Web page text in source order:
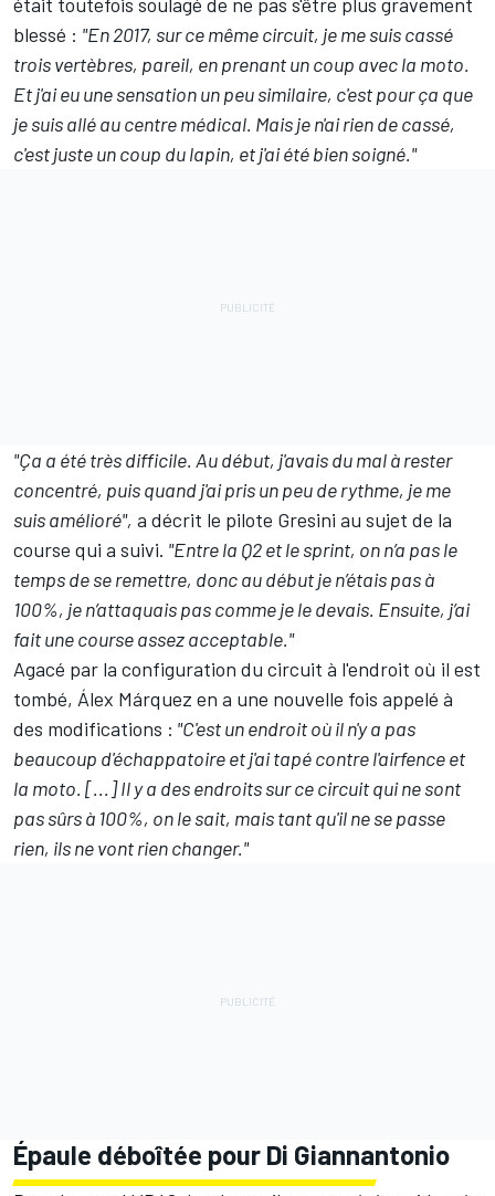
blessé : "En 2017, sur ce même circuit, je me suis cassé
trois vertèbres, pareil, en prenant un coup avec la moto.
Et j'ai eu une sensation un peu similaire, c'est pour ça que
je suis allé au centre médical. Mais je n'ai rien de cassé,
c'est juste un coup du lapin, et j'ai été bien soigné."
"Ça a été très difficile. Au début, j'avais du mal à rester
concentré, puis quand j'ai pris un peu de rythme, je me
suis amélioré", a décrit le pilote Gresini au sujet de la
course qui a suivi. "Entre la Q2 et le sprint, on n’a pas le
temps de se remettre, donc au début je n’étais pas à
100%, je n’attaquais pas comme je le devais. Ensuite, j’ai
fait une course assez acceptable."
Agacé par la configuration du circuit à l'endroit où il est
tombé, Álex Márquez en a une nouvelle fois appelé à
des modifications : "C'est un endroit où il n'y a pas
beaucoup d'échappatoire et j'ai tapé contre l'airfence et
la moto. [...] Il y a des endroits sur ce circuit qui ne sont
pas sûrs à 100%, on le sait, mais tant qu'il ne se passe
rien, ils ne vont rien changer."
Épaule déboîtée pour Di Giannantonio